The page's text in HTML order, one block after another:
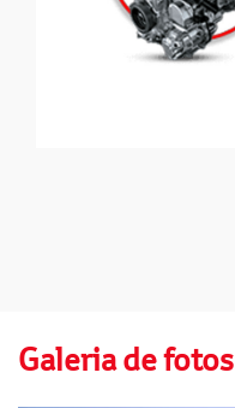
Galeria de fotos